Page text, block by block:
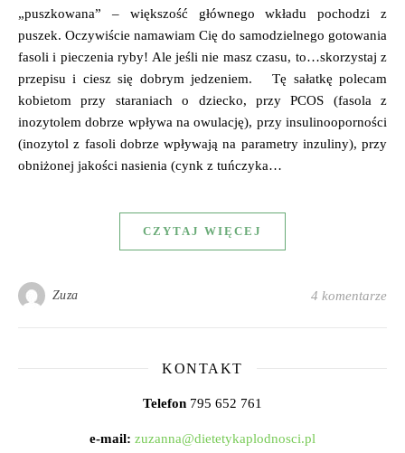
„puszkowana” – większość głównego wkładu pochodzi z
puszek. Oczywiście namawiam Cię do samodzielnego gotowania
fasoli i pieczenia ryby! Ale jeśli nie masz czasu, to…skorzystaj z
przepisu i ciesz się dobrym jedzeniem. Tę sałatkę polecam
kobietom przy staraniach o dziecko, przy PCOS (fasola z
inozytolem dobrze wpływa na owulację), przy insulinooporności
(inozytol z fasoli dobrze wpływają na parametry inzuliny), przy
obniżonej jakości nasienia (cynk z tuńczyka…
CZYTAJ WIĘCEJ
Zuza 4 komentarze
KONTAKT
Telefon 795 652 761
e-mail: zuzanna@dietetykaplodnosci.pl